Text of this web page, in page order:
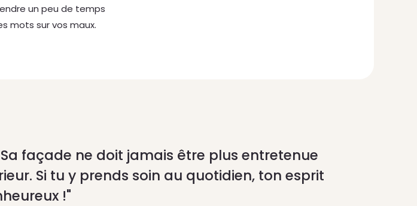
un peu de temps
mots sur vos maux.
façade ne doit jamais être plus entretenue
Si tu y prends soin au quotidien, ton esprit
!"